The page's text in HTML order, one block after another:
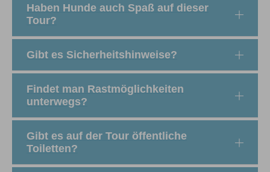
Haben Hunde auch Spaß auf dieser
Tour?
Gibt es Sicherheitshinweise?
Findet man Rastmöglichkeiten
unterwegs?
Gibt es auf der Tour öffentliche
Toiletten?